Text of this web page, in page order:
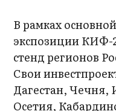
В рамках
экспозиции КИФ-
стенд регионов
Свои
Дагестан,
Осетия,